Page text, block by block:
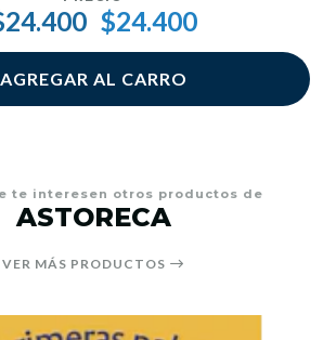
$24.400
AGREGAR AL CARRO
te interesen otros productos de
ASTORECA
VER MÁS PRODUCTOS